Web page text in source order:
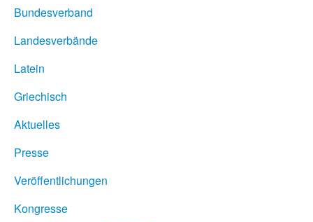
Bundesverband
Landesverbände
Latein
Griechisch
Aktuelles
Presse
Veröffentlichungen
Kongresse